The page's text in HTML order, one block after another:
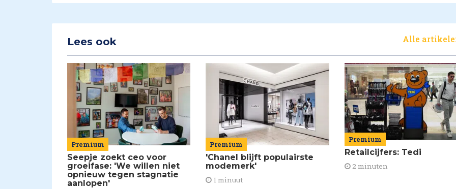
Lees ook Alle
Premium
Seepje zoekt ceo voor
groeifase: 'We willen niet
opnieuw tegen stagnatie
aanlopen'
Premium
'Chanel blijft populairste
modemerk'
1 minuut
Premium
Retailcijfers: Tedi
2 minuten